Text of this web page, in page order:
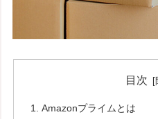
目次
Amazonプライムとは